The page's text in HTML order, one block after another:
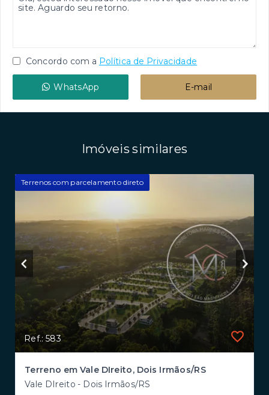
Concordo com a Política de Privacidade
WhatsApp E-mail
Imóveis similares
Terrenos com parcelamento direto
Ref.: 583
Terreno em Vale DIreito, Dois Irmãos/RS
Vale DIreito - Dois Irmãos/RS